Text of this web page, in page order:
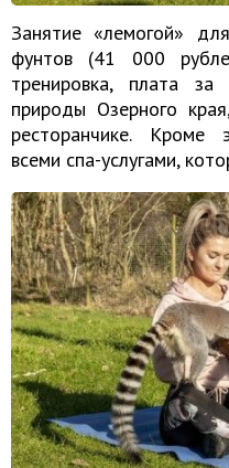
Занятие «лемогой»
фунтов (41 000
тренировка, плата
природы Озерного
ресторанчике. Кроме
всеми спа-услугами,